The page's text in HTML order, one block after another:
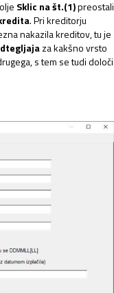
Sklic na št.(1)preostali
. Pri kreditorju
nakazila kreditov, tu je
za kakšno vrsto
s tem se tudi določi